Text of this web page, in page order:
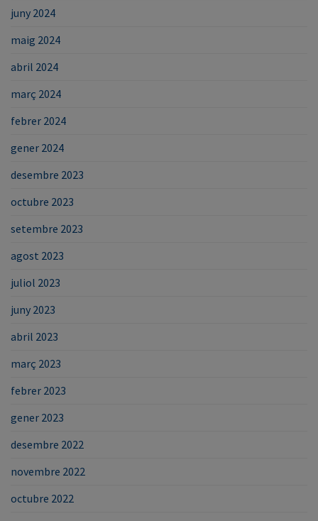
juny 2024
maig 2024
abril 2024
març 2024
febrer 2024
gener 2024
desembre 2023
octubre 2023
setembre 2023
agost 2023
juliol 2023
juny 2023
abril 2023
març 2023
febrer 2023
gener 2023
desembre 2022
novembre 2022
octubre 2022